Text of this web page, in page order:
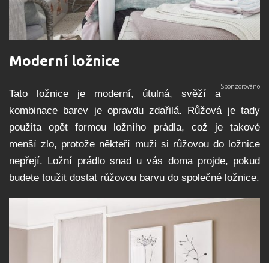
Moderní ložnice
Tato ložnice je moderní, útulná, svěží a
kombinace barev je opravdu zdařilá. Růžová je tady
použita opět formou ložního prádla, což je takové
menší zlo, protože někteří muži si růžovou do ložnice
nepřejí. Ložní prádlo snad u vás doma projde, pokud
budete toužit dostat růžovou barvu do společné ložnice.